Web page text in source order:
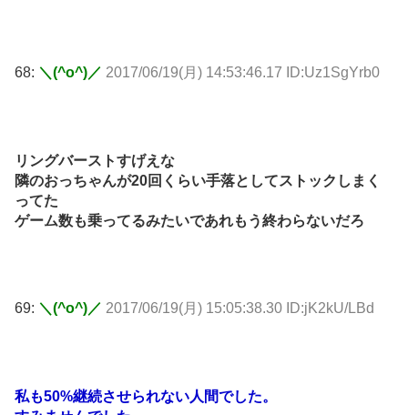
68: ＼(^o^)／ 2017/06/19(月) 14:53:46.17 ID:Uz1SgYrb0
リングバーストすげえな
隣のおっちゃんが20回くらい手落としてストックしまく
ってた
ゲーム数も乗ってるみたいであれもう終わらないだろ
69: ＼(^o^)／ 2017/06/19(月) 15:05:38.30 ID:jK2kU/LBd
私も50%継続させられない人間でした。